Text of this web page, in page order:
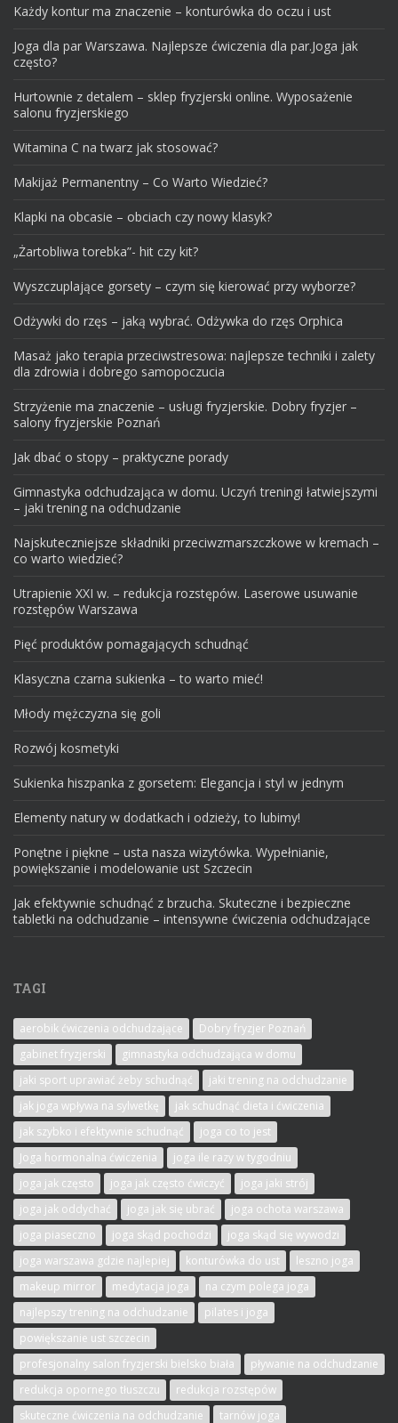
Każdy kontur ma znaczenie – konturówka do oczu i ust
Joga dla par Warszawa. Najlepsze ćwiczenia dla par.Joga jak
często?
Hurtownie z detalem – sklep fryzjerski online. Wyposażenie
salonu fryzjerskiego
Witamina C na twarz jak stosować?
Makijaż Permanentny – Co Warto Wiedzieć?
Klapki na obcasie – obciach czy nowy klasyk?
„Żartobliwa torebka”- hit czy kit?
Wyszczuplające gorsety – czym się kierować przy wyborze?
Odżywki do rzęs – jaką wybrać. Odżywka do rzęs Orphica
Masaż jako terapia przeciwstresowa: najlepsze techniki i zalety
dla zdrowia i dobrego samopoczucia
Strzyżenie ma znaczenie – usługi fryzjerskie. Dobry fryzjer –
salony fryzjerskie Poznań
Jak dbać o stopy – praktyczne porady
Gimnastyka odchudzająca w domu. Uczyń treningi łatwiejszymi
– jaki trening na odchudzanie
Najskuteczniejsze składniki przeciwzmarszczkowe w kremach –
co warto wiedzieć?
Utrapienie XXI w. – redukcja rozstępów. Laserowe usuwanie
rozstępów Warszawa
Pięć produktów pomagających schudnąć
Klasyczna czarna sukienka – to warto mieć!
Młody mężczyzna się goli
Rozwój kosmetyki
Sukienka hiszpanka z gorsetem: Elegancja i styl w jednym
Elementy natury w dodatkach i odzieży, to lubimy!
Ponętne i piękne – usta nasza wizytówka. Wypełnianie,
powiększanie i modelowanie ust Szczecin
Jak efektywnie schudnąć z brzucha. Skuteczne i bezpieczne
tabletki na odchudzanie – intensywne ćwiczenia odchudzające
TAGI
aerobik ćwiczenia odchudzające
Dobry fryzjer Poznań
gabinet fryzjerski
gimnastyka odchudzająca w domu
jaki sport uprawiać żeby schudnąć
jaki trening na odchudzanie
jak joga wpływa na sylwetkę
jak schudnąć dieta i ćwiczenia
jak szybko i efektywnie schudnąć
joga co to jest
Joga hormonalna ćwiczenia
joga ile razy w tygodniu
joga jak często
joga jak często ćwiczyć
joga jaki strój
joga jak oddychać
joga jak się ubrać
joga ochota warszawa
joga piaseczno
joga skąd pochodzi
joga skąd się wywodzi
joga warszawa gdzie najlepiej
konturówka do ust
leszno joga
makeup mirror
medytacja joga
na czym polega joga
najlepszy trening na odchudzanie
pilates i joga
powiększanie ust szczecin
profesjonalny salon fryzjerski bielsko biała
pływanie na odchudzanie
redukcja opornego tłuszczu
redukcja rozstępów
skuteczne ćwiczenia na odchudzanie
tarnów joga